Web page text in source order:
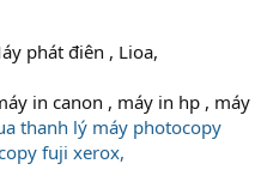
phát điên , Lioa,
in canon , máy in hp , máy
thanh lý máy photocopy
fuji xerox,